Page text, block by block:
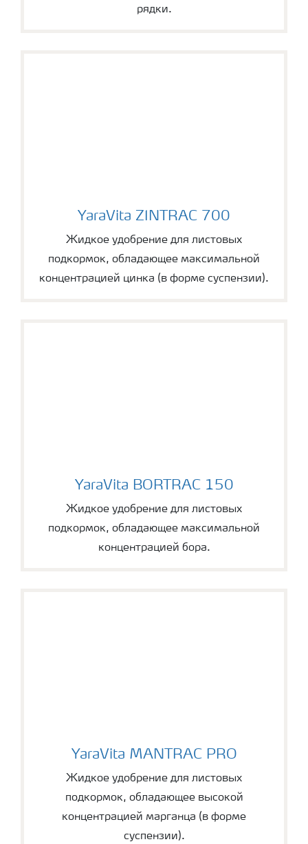
рядки.
YaraVita ZINTRAC 700
Жидкое удобрение для листовых
подкормок, обладающее максимальной
концентрацией цинка (в форме суспензии).
YaraVita BORTRAC 150
Жидкое удобрение для листовых
подкормок, обладающее максимальной
концентрацией бора.
YaraVita MANTRAC PRO
Жидкое удобрение для листовых
подкормок, обладающее высокой
концентрацией марганца (в форме
суспензии).